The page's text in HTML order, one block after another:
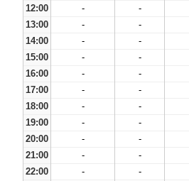
12:00
- -
13:00
- -
14:00
- -
15:00
- -
16:00
- -
17:00
- -
18:00
- -
19:00
- -
20:00
- -
21:00
- -
22:00
- -